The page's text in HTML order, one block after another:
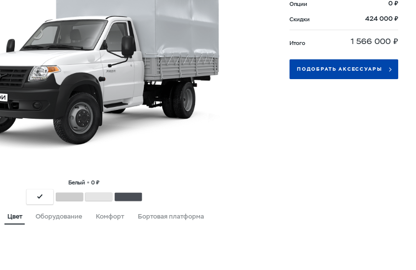
Цвет Оборудование Комфорт Бортовая платформа
Белый 0 ₽
Опции 0 ₽
Скидки 424 000 ₽
Итого 1 566 000 ₽
ПОДОБРАТЬ АКСЕССУАРЫ